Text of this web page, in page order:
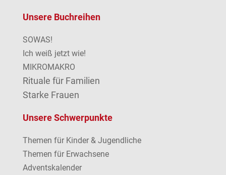
Unsere Buchreihen
SOWAS!
Ich weiß jetzt wie!
MIKROMAKRO
Rituale für Familien
Starke Frauen
Unsere Schwerpunkte
Themen für Kinder & Jugendliche
Themen für Erwachsene
Adventskalender